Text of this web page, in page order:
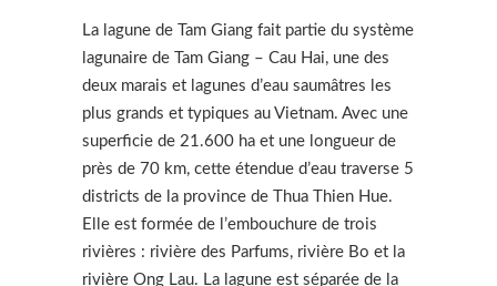
La lagune de Tam Giang fait partie du système
lagunaire de Tam Giang – Cau Hai, une des
deux marais et lagunes d’eau saumâtres les
plus grands et typiques au Vietnam. Avec une
superficie de 21.600 ha et une longueur de
près de 70 km, cette étendue d’eau traverse 5
districts de la province de Thua Thien Hue.
Elle est formée de l’embouchure de trois
rivières : rivière des Parfums, rivière Bo et la
rivière Ong Lau. La lagune est séparée de la